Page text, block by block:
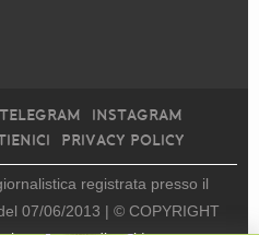
TELEGRAM
INSTAGRAM
PRIVACY POLICY
registrata presso il
07/06/2013 | © COPYRIGHT